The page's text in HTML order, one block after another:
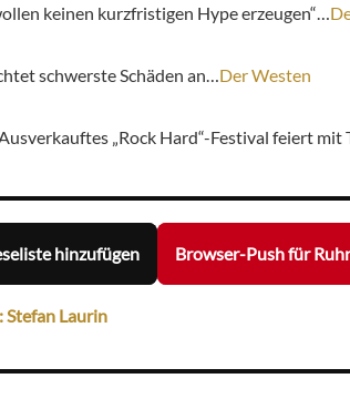
keinen kurzfristigen Hype erzeugen“…
schwerste Schäden an… Der Westen
Ausverkauftes „Rock Hard“-Festival feiert mit
hinzufügen Browser-Push für
Laurin